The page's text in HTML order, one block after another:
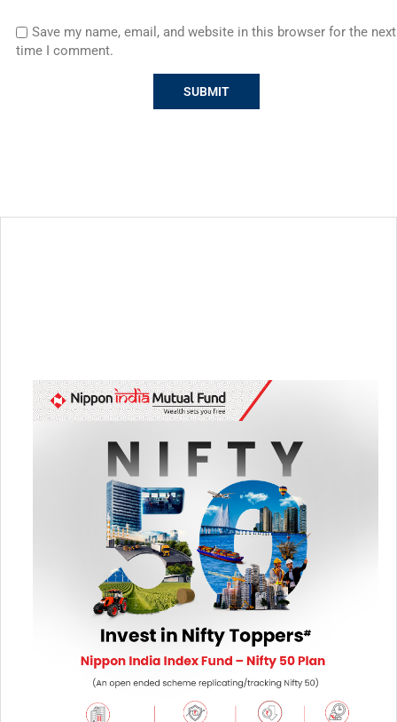
Save my name, email, and website in this browser for the next
time I comment.